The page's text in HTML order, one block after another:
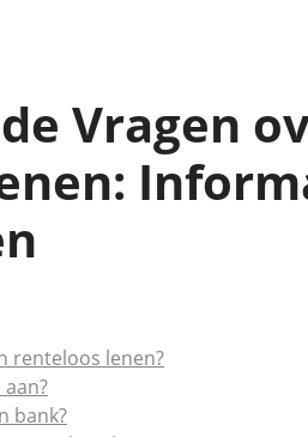
Vragen
renteloos lenen?
bank?